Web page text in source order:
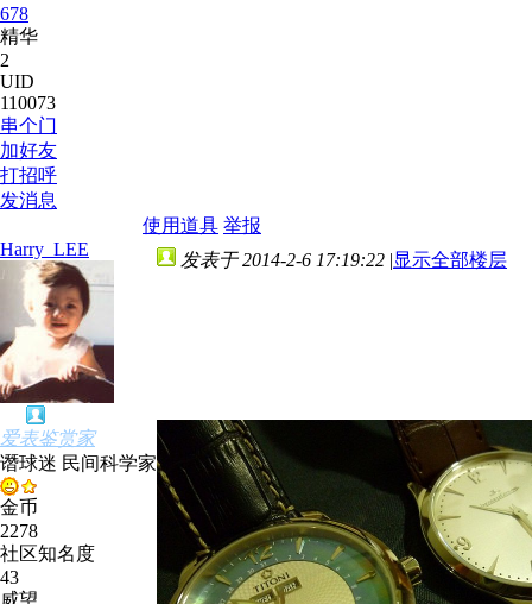
678
精华
2
UID
110073
串个门
加好友
打招呼
发消息
使用道具 举报
Harry_LEE
爱表鉴赏家
谮球迷 民间科学家
金币
2278
社区知名度
43
威望
发表于 2014-2-6 17:19:22 |显示全部楼层